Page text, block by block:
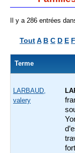
Il y a 286 entrées
ToutA B C D E F
Terme
LARBAUD,
valery